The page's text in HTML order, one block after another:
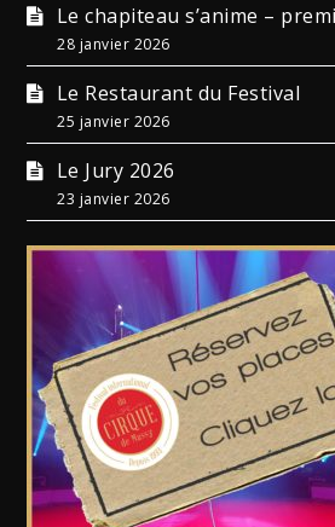
Le chapiteau s’anime –
28 janvier 2026
Le Restaurant du Festival
25 janvier 2026
Le Jury 2026
23 janvier 2026